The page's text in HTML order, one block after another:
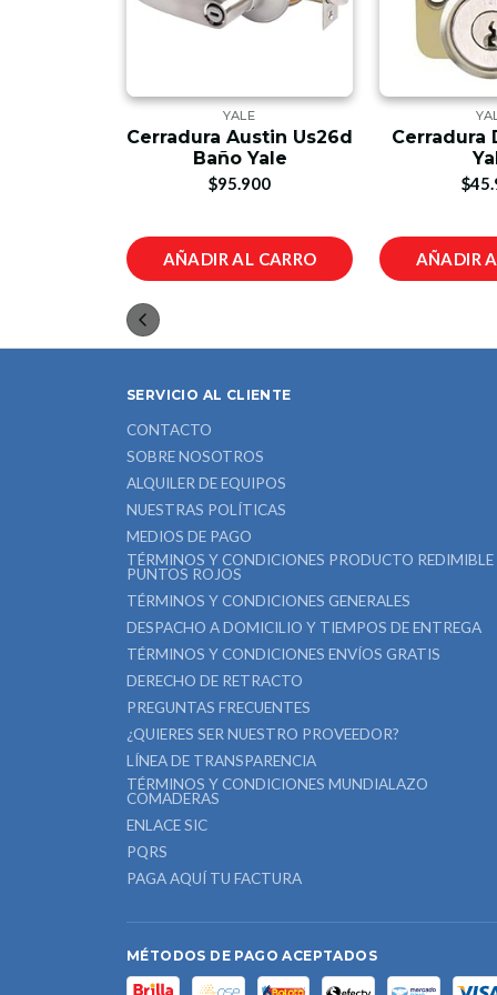
YALE
Cerradura Austin Us26d
Baño Yale
$95.900
AÑADIR AL CARRO
Cerradura
AÑADIR
SERVICIO AL CLIENTE
CONTACTO
SOBRE NOSOTROS
ALQUILER DE EQUIPOS
NUESTRAS POLÍTICAS
MEDIOS DE PAGO
TÉRMINOS Y CONDICIONES PRODUCTO REDIMIBLE
PUNTOS ROJOS
TÉRMINOS Y CONDICIONES GENERALES
DESPACHO A DOMICILIO Y TIEMPOS DE ENTREGA
TÉRMINOS Y CONDICIONES ENVÍOS GRATIS
DERECHO DE RETRACTO
PREGUNTAS FRECUENTES
¿QUIERES SER NUESTRO PROVEEDOR?
LÍNEA DE TRANSPARENCIA
TÉRMINOS Y CONDICIONES MUNDIALAZO
COMADERAS
ENLACE SIC
PQRS
PAGA AQUÍ TU FACTURA
MÉTODOS DE PAGO ACEPTADOS